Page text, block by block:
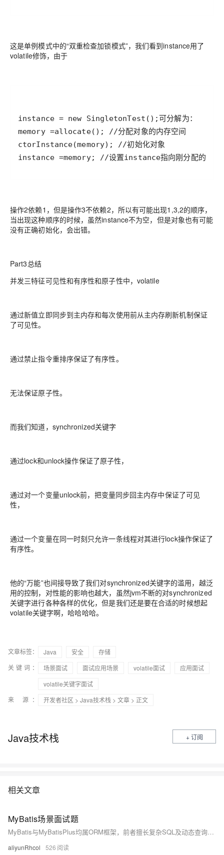
这是单例模式中的“双重检查加锁模式”，我们看到instance用了
volatile修饰，由于
instance =memory; //设置instance指向刚分配的内存
操作2依赖1，但是操作3不依赖2，所以有可能出现1,3,2的顺序，
当出现这种顺序的时候，虽然instance不为空，但是对象也有可能
没有正确初始化，会出错。
Part3总结
并发三特征可见性和有序性和原子性中，volatile
通过新值立即同步到主内存和每次使用前从主内存刷新机制保证
了可见性。
通过禁止指令重排序保证了有序性。
无法保证原子性。
而我们知道，synchronized关键字
通过lock和unlock操作保证了原子性，
通过对一个变量unlock前，把变量同步回主内存中保证了可见
性，
通过一个变量在同一时刻只允许一条线程对其进行lock操作保证了
有序性。
他的“万能”也间接导致了我们对synchronized关键字的滥用，越泛
用的控制，对性能的影响也越大，虽然jvm不断的对synchronized
关键字进行各种各样的优化，但是我们还是要在合适的时候想起
volatile关键字啊，哈哈哈哈。
文章标签： Java 安全
存储
关键词：
场景面试 面试应用场景 volatile面试
应用面试
volatile关键字面试
来 源：
开发者社区 > Java技术栈 > 文章 > 正文
Java技术栈 + 订阅
相关文章
MyBatis场景面试题
MyBatis与MyBatisPlus均属ORM框架，前者擅长复杂SQL及动态查询，后者封装API简化单表操作。常用XML标签如if、foreach提升SQL灵活性。MyBatis支持一级（SqlSession级）与二级（NameSpace级）缓存，提升查询效率。#{}防SQL注入，${}用于动态表名等场景。
aliyunRhcol 526